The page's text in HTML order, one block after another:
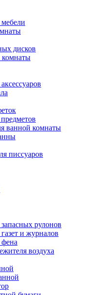
дисков
комнаты
ванной комнаты
писсуаров
рулонов
и журналов
воздуха